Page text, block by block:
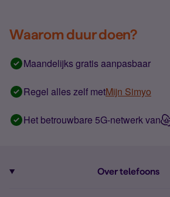
Waarom duur doen?
Maandelijks gratis aanpasbaar
Regel alles zelf metMijn Simyo
Het betrouwbare 5G-netwerk van
Over telefoons